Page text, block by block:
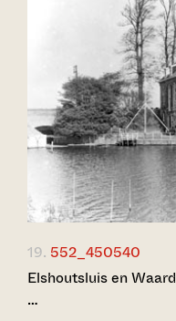
19. 552_450540
Elshoutsluis en
…